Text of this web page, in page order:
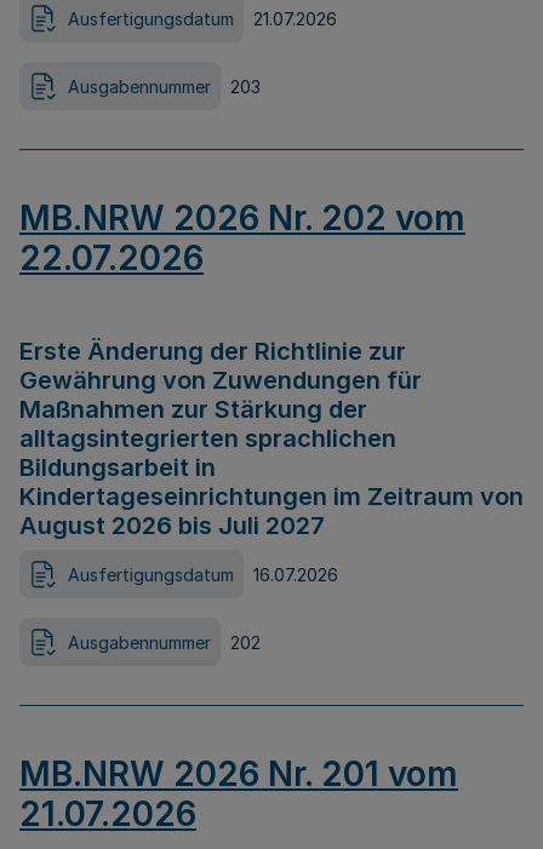
Ausfertigungsdatum 21.07.2026
Ausgabennummer 203
MB.NRW 2026 Nr. 202 vom
22.07.2026
Erste Änderung der Richtlinie zur
Gewährung von Zuwendungen für
Maßnahmen zur Stärkung der
alltagsintegrierten sprachlichen
Bildungsarbeit in
Kindertageseinrichtungen im Zeitraum von
August 2026 bis Juli 2027
Ausfertigungsdatum 16.07.2026
Ausgabennummer 202
MB.NRW 2026 Nr. 201 vom
21.07.2026